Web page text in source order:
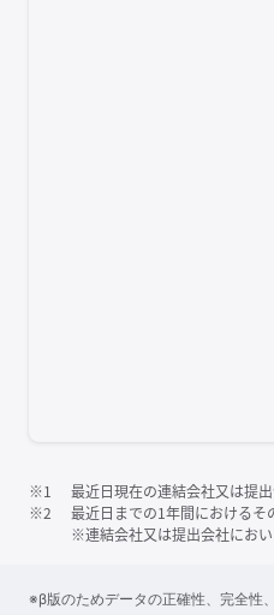
※1
最近日現在の連結会社又は提
※2
最近日までの1年間におけるそ
※連結会社又は提出会社にお
※β版のためデータの正確性、完全性